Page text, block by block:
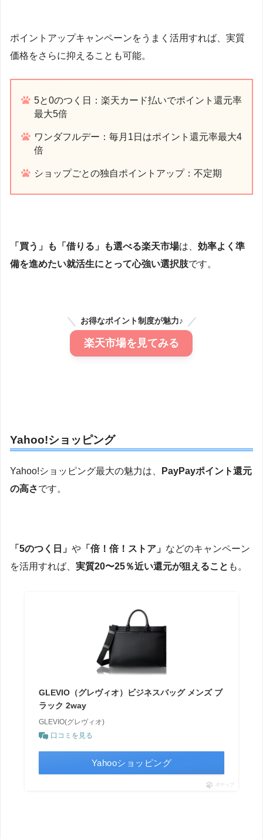
ポイントアップキャンペーンをうまく活用すれば、実質
価格をさらに抑えることも可能。
5と0のつく日：楽天カード払いでポイント還元率
最大5倍
ワンダフルデー：毎月1日はポイント還元率最大4
倍
ショップごとの独自ポイントアップ：不定期
「買う」も「借りる」も選べる楽天市場は、 効率よく準
備を進めたい就活生にとって心強い選択肢です。
お得なポイント制度が魅力♪
楽天市場を見てみる
Yahoo!ショッピング
Yahoo!ショッピング最大の魅力は、
PayPayポイント還元
の高さです。
「5のつく日」 や 「倍！倍！ストア」 などのキャンペーン
を活用すれば、 実質20〜25％近い還元が狙えること も。
GLEVIO（グレヴィオ）ビジネスバッグ メンズ ブ
ラック 2way
GLEVIO(グレヴィオ)
口コミを見る
Yahooショッピング
ポチップ